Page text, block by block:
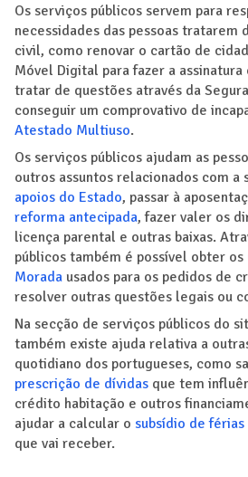
Os serviços públicos servem para
necessidades das pessoas tratarem
civil, como renovar o cartão de
Móvel Digital para fazer a
tratar de questões através da
conseguir um comprovativo de
Atestado Multiuso.
Os serviços públicos ajudam as
outros assuntos relacionados com a
apoios do Estado, passar à
reforma antecipada, fazer valer os
licença parental e outras baixas.
públicos também é possível obter os
Morada usados para os pedidos de
resolver outras questões legais ou
Na secção de serviços públicos do
também existe ajuda relativa a
quotidiano dos portugueses, como
prescrição de dívidas que tem
crédito habitação e outros
ajudar a calcular o subsídio de férias
que vai receber.